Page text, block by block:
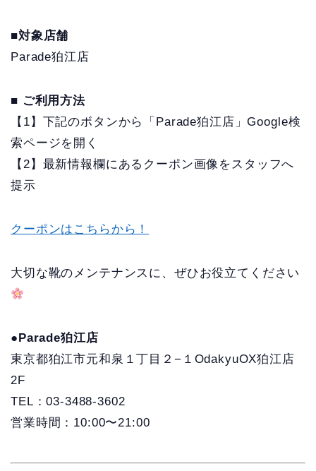
■対象店舗
Parade狛江店
■ ご利用方法
【1】下記のボタンから「Parade狛江店」Google検
索ページを開く
【2】最新情報欄にあるクーポン画像をスタッフへ
提示
クーポンはこちらから！
大切な靴のメンテナンスに、ぜひお役立てください
●Parade狛江店
東京都狛江市元和泉１丁目２−１OdakyuOX狛江店
2F
TEL：03-3488-3602
営業時間：10:00〜21:00